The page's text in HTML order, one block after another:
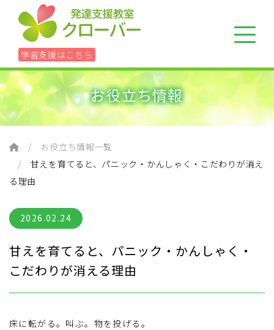
学習支援はこちら
ホーム
学習に悩んだら
90分個別アセスメント＋具体的方針書
お役立ち情報
お役立ち情報一覧
甘えを育てると、パニック・かんしゃく・こだわりが消え
る理由
2026.02.24
甘えを育てると、パニック・かんしゃく・
こだわりが消える理由
床に転がる。叫ぶ。物を投げる。